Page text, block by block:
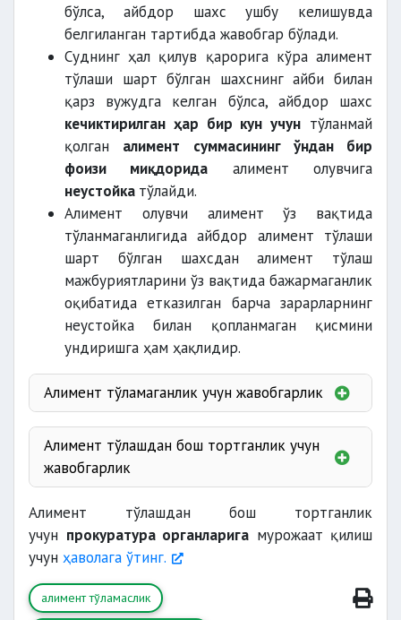
бўлса, айбдор шахс ушбу келишувда
белгиланган тартибда жавобгар бўлади.
Суднинг ҳал қилув қарорига кўра алимент
тўлаши шарт бўлган шахснинг айби билан
қарз вужудга келган бўлса, айбдор шахс
кечиктирилган ҳар бир кун учун тўланмай
қолган алимент суммасининг ўндан бир
фоизи миқдорида алимент олувчига
неустойка тўлайди.
Алимент олувчи алимент ўз вақтида
тўланмаганлигида айбдор алимент тўлаши
шарт бўлган шахсдан алимент тўлаш
мажбуриятларини ўз вақтида бажармаганлик
оқибатида етказилган барча зарарларнинг
неустойка билан қопланмаган қисмини
ундиришга ҳам ҳақлидир.
Алимент тўламаганлик учун жавобгарлик
Алимент тўлашдан бош тортганлик учун
жавобгарлик
маҳрум
қилиниши
жиноий жавобгарликка
Алимент тўлашдан бош тортганлик
учун прокуратура органларига мурожаат қилиш
учун ҳаволага ўтинг.
алимент тўламаслик